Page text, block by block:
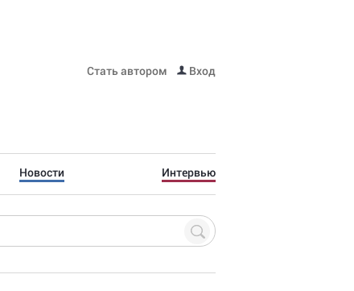
Стать автором Вход
Новости Интервью